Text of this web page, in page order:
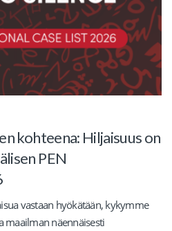
kohteena: Hiljaisuus on
PEN
vastaan ​​hyökätään, kykymme
maailman näennäisesti